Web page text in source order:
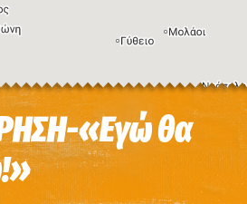
ενδέχεται να υπόκειται σε πνευματικά δικαιώματα Όροι
«Εγώ θα